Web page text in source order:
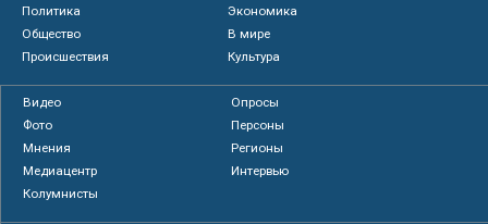
Политика
Экономика
Общество
В мире
Происшествия
Культура
Видео
Опросы
Фото
Персоны
Мнения
Регионы
Медиацентр
Интервью
Колумнисты